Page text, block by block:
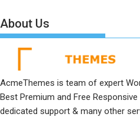
About Us
AcmeThemes is team of expert
Best Premium and Free
dedicated support & many other